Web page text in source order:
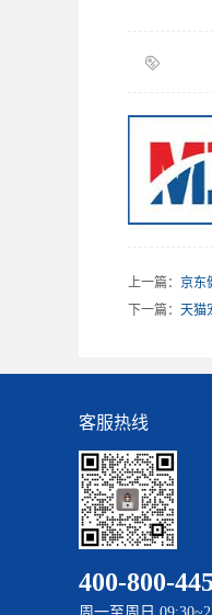
上一篇： 京东
下一篇： 天猫
客服热线
400-800-